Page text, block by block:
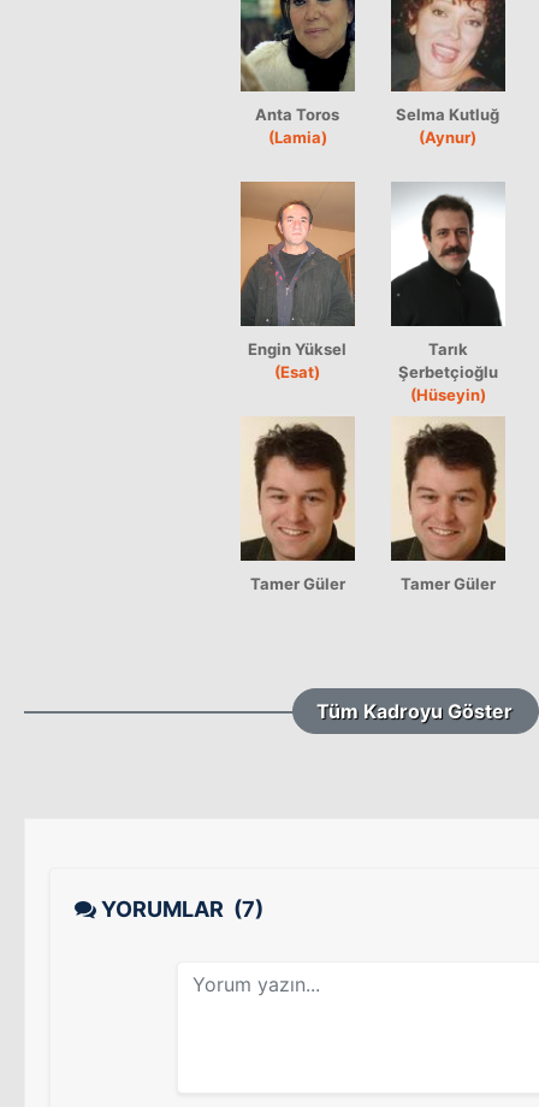
Anta Toros
(Lamia)
Selma Kutluğ
(Aynur)
Engin Yüksel
(Esat)
Tarık
Şerbetçioğlu
(Hüseyin)
Tamer Güler Tamer Güler
Tüm Kadroyu Göster
YORUMLAR (7)